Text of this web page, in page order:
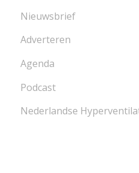
Nieuwsbrief
Adverteren
Agenda
Podcast
Nederlandse